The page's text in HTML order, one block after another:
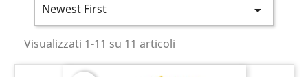
Newest First 
Visualizzati 1-11 su 11 articoli